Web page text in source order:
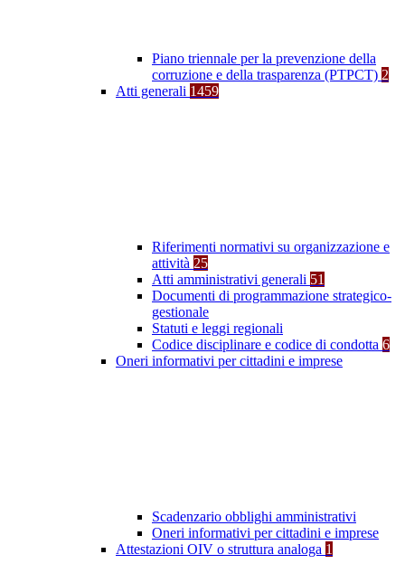
Piano triennale per la prevenzione della
corruzione e della trasparenza (PTPCT) 2
Atti generali 1459
Riferimenti normativi su organizzazione e
attività 25
Atti amministrativi generali 51
Documenti di programmazione strategico-
gestionale
Statuti e leggi regionali
Codice disciplinare e codice di condotta 6
Oneri informativi per cittadini e imprese
Scadenzario obblighi amministrativi
Oneri informativi per cittadini e imprese
Attestazioni OIV o struttura analoga 1